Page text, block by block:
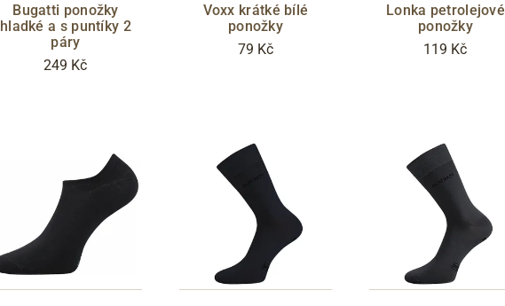
Bugatti ponožky
hladké a s puntíky 2
páry
249 Kč
Voxx krátké bílé
ponožky
79 Kč
Lonka petrolejové
ponožky
119 Kč